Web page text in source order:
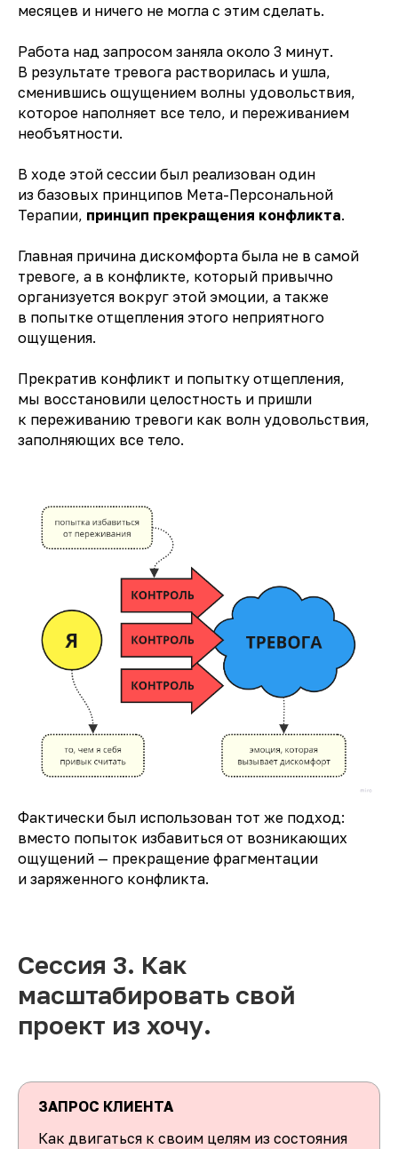
месяцев и ничего не могла с этим сделать.
Работа над запросом заняла около 3 минут.
В результате тревога растворилась и ушла,
сменившись ощущением волны удовольствия,
которое наполняет все тело, и переживанием
необъятности.
В ходе этой сессии был реализован один
из базовых принципов Мета-Персональной
Терапии, принцип прекращения конфликта.
Главная причина дискомфорта была не в самой
тревоге, а в конфликте, который привычно
организуется вокруг этой эмоции, а также
в попытке отщепления этого неприятного
ощущения.
Прекратив конфликт и попытку отщепления,
мы восстановили целостность и пришли
к переживанию тревоги как волн удовольствия,
заполняющих все тело.
Фактически был использован тот же подход:
вместо попыток избавиться от возникающих
ощущений — прекращение фрагментации
и заряженного конфликта.
Сессия 3. Как
масштабировать свой
проект из хочу.
ЗАПРОС КЛИЕНТА
Как двигаться к своим целям из состояния